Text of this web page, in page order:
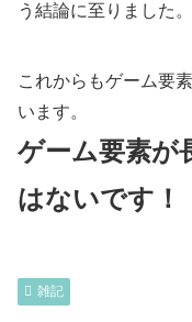
う結論に至りました。
これからもゲーム要
います。
ゲーム要素が
はないです！
雑記